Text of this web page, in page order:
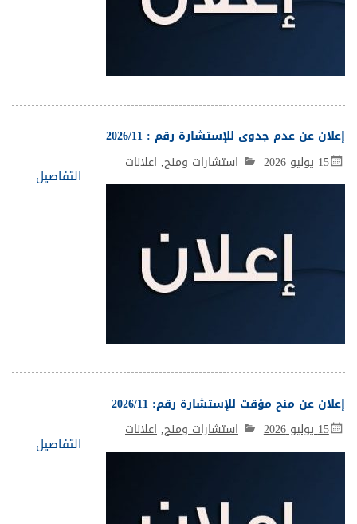
إعلان عن عدم جدوى للإستشارة رقم : 2026/11
15 يوليو 2026 استشارات ومنح,اعلانات
التفاصيل
إعلان عن منح مؤقت للإستشارة رقم: 2026/11
15 يوليو 2026 استشارات ومنح,اعلانات
التفاصيل